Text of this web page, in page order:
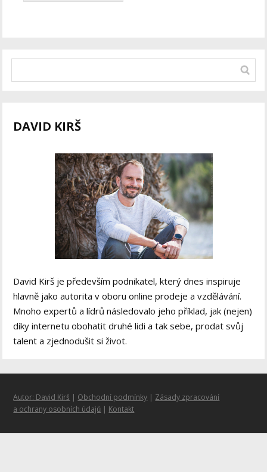
DAVID KIRŠ
David Kirš je především podnikatel, který dnes inspiruje
hlavně jako autorita v oboru online prodeje a vzdělávání.
Mnoho expertů a lídrů následovalo jeho příklad, jak (nejen)
díky internetu obohatit druhé lidi a tak sebe, prodat svůj
talent a zjednodušit si život.
Autor: David Kirš | Obchodní podmínky | Zásady zpracování
a ochrany osobních údajů | Kontakt